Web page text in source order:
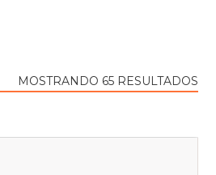
MOSTRANDO 65 RESULTADOS